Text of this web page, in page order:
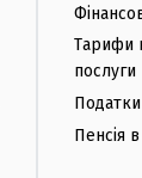
Тарифи
послуги
Податки
Пенсія